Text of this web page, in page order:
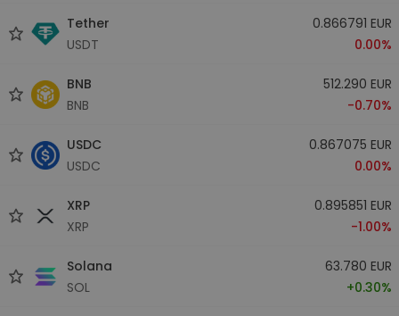
Tether
USDT
0.866791 EUR
0.00%
BNB
BNB
512.290 EUR
-0.70%
USDC
USDC
0.867075 EUR
0.00%
XRP
XRP
0.895851 EUR
-1.00%
Solana
SOL
63.780 EUR
+0.30%